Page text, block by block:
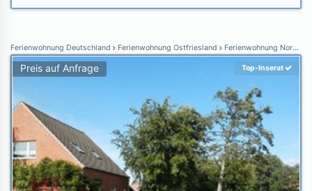
Ferienwohnung Deutschland Ferienwohnung Ostfriesland Ferienwohnung Norden Norddeich
Preis auf Anfrage Top-Inserat